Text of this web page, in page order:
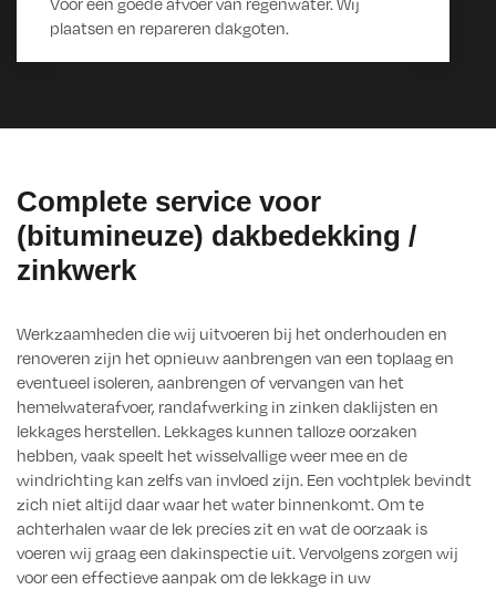
plaatsen en repareren dakgoten.
Complete service voor
(bitumineuze) dakbedekking /
zinkwerk
Werkzaamheden die wij uitvoeren bij het onderhouden en
renoveren zijn het opnieuw aanbrengen van een toplaag en
eventueel isoleren, aanbrengen of vervangen van het
hemelwaterafvoer, randafwerking in zinken daklijsten en
lekkages herstellen. Lekkages kunnen talloze oorzaken
hebben, vaak speelt het wisselvallige weer mee en de
windrichting kan zelfs van invloed zijn. Een vochtplek bevindt
zich niet altijd daar waar het water binnenkomt. Om te
achterhalen waar de lek precies zit en wat de oorzaak is
voeren wij graag een dakinspectie uit. Vervolgens zorgen wij
voor een effectieve aanpak om de lekkage in uw